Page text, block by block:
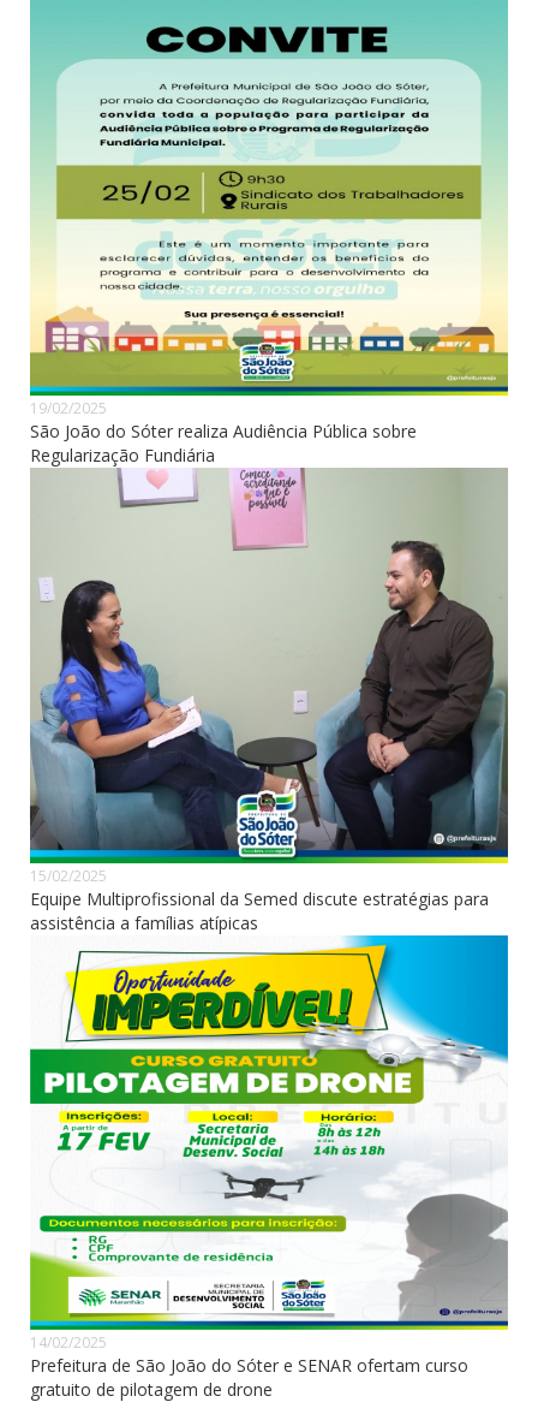
19/02/2025
São João do Sóter realiza Audiência Pública sobre
Regularização Fundiária
15/02/2025
Equipe Multiprofissional da Semed discute estratégias para
assistência a famílias atípicas
14/02/2025
Prefeitura de São João do Sóter e SENAR ofertam curso
gratuito de pilotagem de drone